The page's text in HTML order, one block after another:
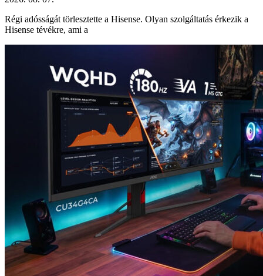
Régi adósságát törlesztette a Hisense. Olyan szolgáltatás érkezik a
Hisense tévékre, ami a